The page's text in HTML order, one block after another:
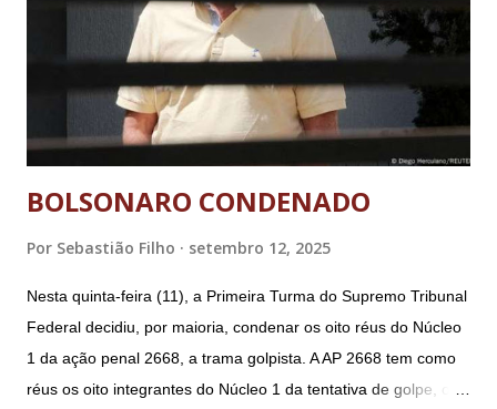
BOLSONARO CONDENADO
Por Sebastião Filho setembro 12, 2025
Nesta quinta-feira (11), a Primeira Turma do Supremo Tribunal
Federal decidiu, por maioria, condenar os oito réus do Núcleo
1 da ação penal 2668, a trama golpista. A AP 2668 tem como
réus os oito integrantes do Núcleo 1 da tentativa de golpe, ou